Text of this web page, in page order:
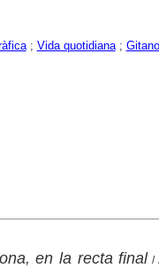
; Vida quotidiana;
en la recta final /